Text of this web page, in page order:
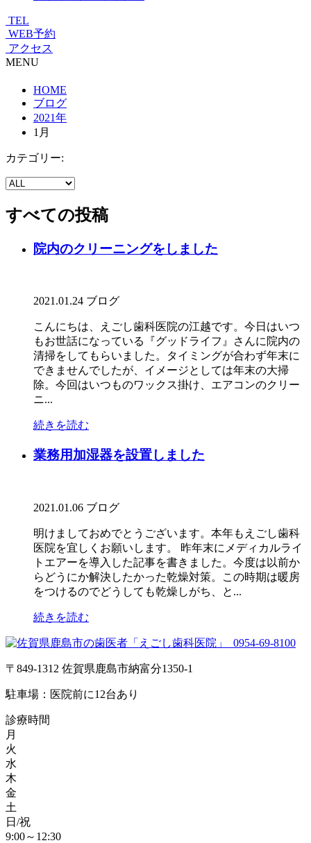
TEL
WEB予約
アクセス
MENU
HOME
ブログ
2021年
1月
カテゴリー:
すべての投稿
院内のクリーニングをしました
2021.01.24 ブログ
こんにちは、えごし歯科医院の江越です。今日はいつ
もお世話になっている『グッドライフ』さんに院内の
清掃をしてもらいました。タイミングが合わず年末に
できませんでしたが、イメージとしては年末の大掃
除。今回はいつものワックス掛け、エアコンのクリー
ニ...
続きを読む
業務用加湿器を設置しました
2021.01.06 ブログ
明けましておめでとうございます。本年もえごし歯科
医院を宜しくお願いします。 昨年末にメディカルライ
トエアーを導入した記事を書きました。今度は以前か
らどうにか解決したかった乾燥対策。この時期は暖房
をつけるのでどうしても乾燥しがち、と...
続きを読む
0954-69-8100
〒849-1312 佐賀県鹿島市納富分1350-1
駐車場：医院前に12台あり
診療時間
月
火
水
木
金
土
日/祝
9:00～12:30